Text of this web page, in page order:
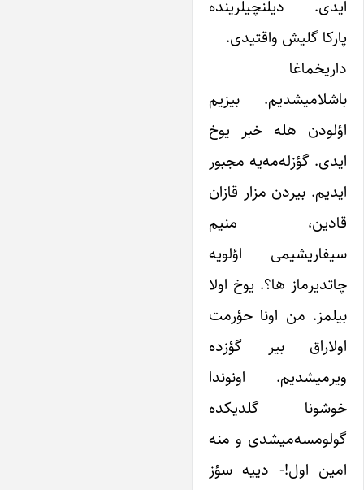
ایدی.‌ دیلنچیلرینده
پارکا گلیش واقتیدی.
داریخماغا
باشلامیشدیم. بیزیم
اؤلودن هله خبر یوخ
ایدی. گؤزله‌مه‌یه مجبور
ایدیم. بیردن مزار قازان
قادین، منیم
سیفاریشیمی اؤلویه
چاتدیرماز ها؟. یوخ اولا
بیلمز. من اونا حؤرمت
اولاراق بیر گؤزده
ویرمیشدیم. اونوندا
خوشونا گلدیکده
گولومسه‌میشدی و منه
امین اول‌!- دییه سؤز